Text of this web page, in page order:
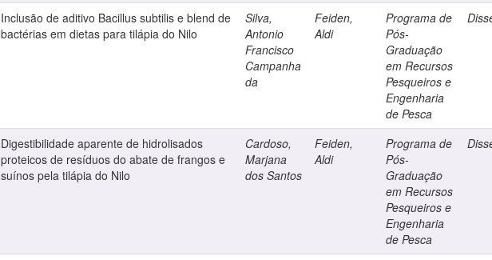
Inclusão de aditivo Bacillus subtilis e blend de
bactérias em dietas para tilápia do Nilo
Silva,
Antonio
Francisco
Campanha
da
Feiden,
Aldi
Programa de
Pós-
Graduação
em Recursos
Pesqueiros e
Engenharia
de Pesca
Digestibilidade aparente de hidrolisados
proteicos de resíduos do abate de frangos e
suínos pela tilápia do Nilo
Cardoso,
Marjana
dos Santos
Feiden,
Aldi
Programa de
Pós-
Graduação
em Recursos
Pesqueiros e
Engenharia
de Pesca